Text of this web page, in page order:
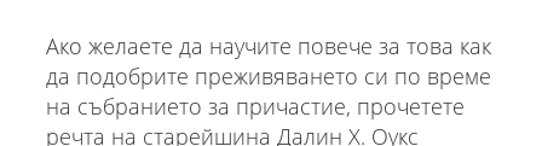
Ако желаете да научите повече за това как
да подобрите преживяването си по време
на събранието за причастие, прочетете
речта на старейшина Далин Х. Оукс